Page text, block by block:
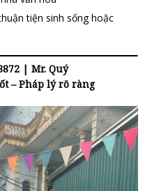
tiện sinh sống hoặc
| Mr. Quý
– Pháp lý rõ ràng